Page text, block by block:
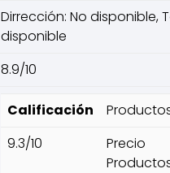
Dirrección: No disponible,
disponible
8.9/10
Calificación
9.3/10
Precio